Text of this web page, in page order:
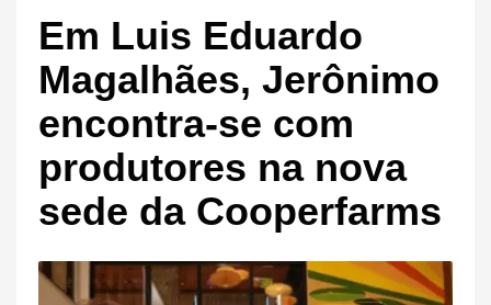
Em Luis Eduardo
Magalhães, Jerônimo
encontra-se com
produtores na nova
sede da Cooperfarms